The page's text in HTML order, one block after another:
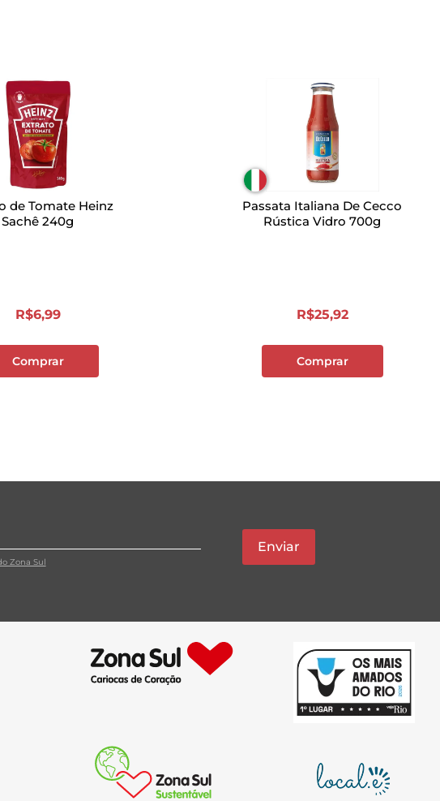
de Tomate Heinz
Sachê 240g
R$6,99
Comprar
Passata Italiana De Cecco
Rústica Vidro 700g
R$25,92
Comprar
Zona Sul
Enviar